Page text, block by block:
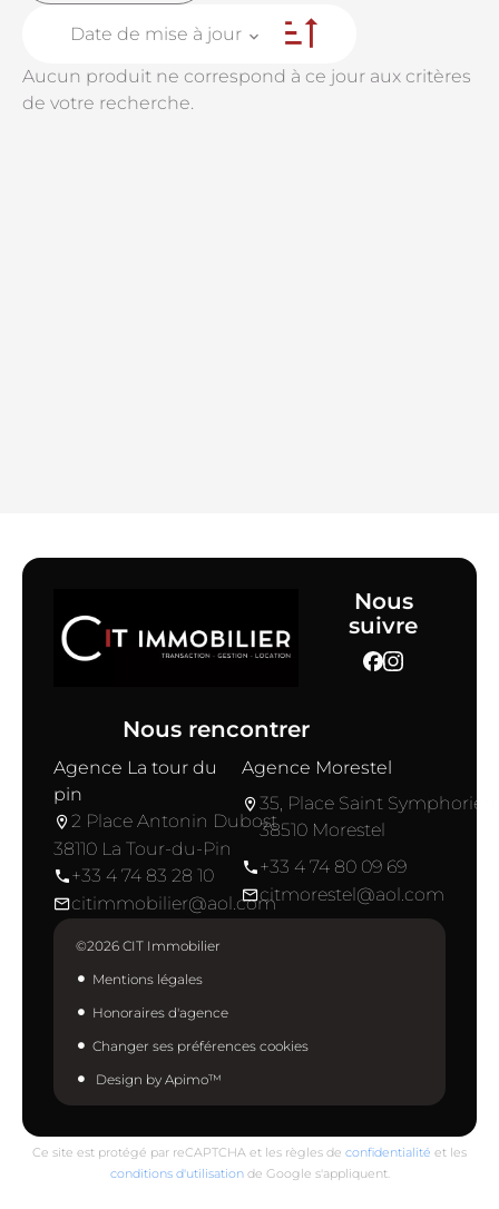
Date de mise à jour
Aucun produit ne correspond à ce jour aux critères
de votre recherche.
Nous
suivre
Nous rencontrer
Agence La tour du
pin
2 Place Antonin Dubost
38110 La Tour-du-Pin
+33 4 74 83 28 10
citimmobilier@aol.com
Agence Morestel
35, Place Saint Symphorien
38510 Morestel
+33 4 74 80 09 69
citmorestel@aol.com
©2026 CIT Immobilier
Mentions légales
Honoraires d'agence
Changer ses préférences cookies
Design by Apimo™
Ce site est protégé par reCAPTCHA et les règles de confidentialité et les
conditions d'utilisationde Google s'appliquent.